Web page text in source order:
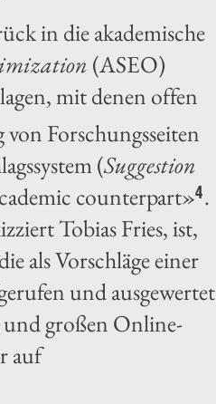
in die akademische
(ASEO)
mit denen offen
Forschungsseiten
(Suggestion
counterpart»4.
Tobias Fries, ist,
als Vorschläge einer
und ausgewertet
und großen Online-
auf